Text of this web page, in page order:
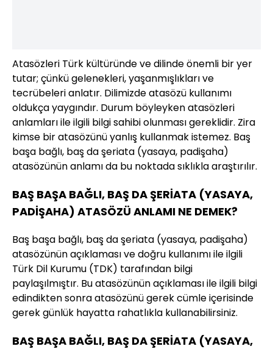
Atasözleri Türk kültüründe ve dilinde önemli bir yer
tutar; çünkü gelenekleri, yaşanmışlıkları ve
tecrübeleri anlatır. Dilimizde atasözü kullanımı
oldukça yaygındır. Durum böyleyken atasözleri
anlamları ile ilgili bilgi sahibi olunması gereklidir. Zira
kimse bir atasözünü yanlış kullanmak istemez. Baş
başa bağlı, baş da şeriata (yasaya, padişaha)
atasözünün anlamı da bu noktada sıklıkla araştırılır.
BAŞ BAŞA BAĞLI, BAŞ DA ŞERİATA (YASAYA,
PADİŞAHA) ATASÖZÜ ANLAMI NE DEMEK?
Baş başa bağlı, baş da şeriata (yasaya, padişaha)
atasözünün açıklaması ve doğru kullanımı ile ilgili
Türk Dil Kurumu (TDK) tarafından bilgi
paylaşılmıştır. Bu atasözünün açıklaması ile ilgili bilgi
edindikten sonra atasözünü gerek cümle içerisinde
gerek günlük hayatta rahatlıkla kullanabilirsiniz.
BAŞ BAŞA BAĞLI, BAŞ DA ŞERİATA (YASAYA,